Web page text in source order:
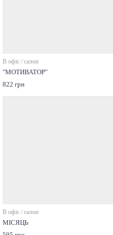
В офіс / салон
"МОТИВАТОР"
822 грн
В офіс / салон
МІСЯЦЬ